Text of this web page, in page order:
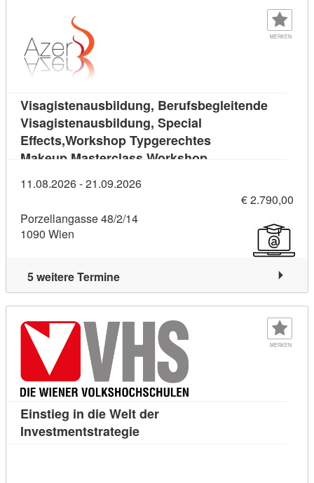
MERKEN
Visagistenausbildung, Berufsbegleitende
Visagistenausbildung, Special
Effects,Workshop Typgerechtes
Makeup,Masterclass WorkshopKursdetail:
11.08.2026 - 21.09.2026
€ 2.790,00
Porzellangasse 48/2/14
1090 Wien
5 weitere Termine
MERKEN
Einstieg in die Welt der
InvestmentstrategieKursdetail: Einstieg in die Welt